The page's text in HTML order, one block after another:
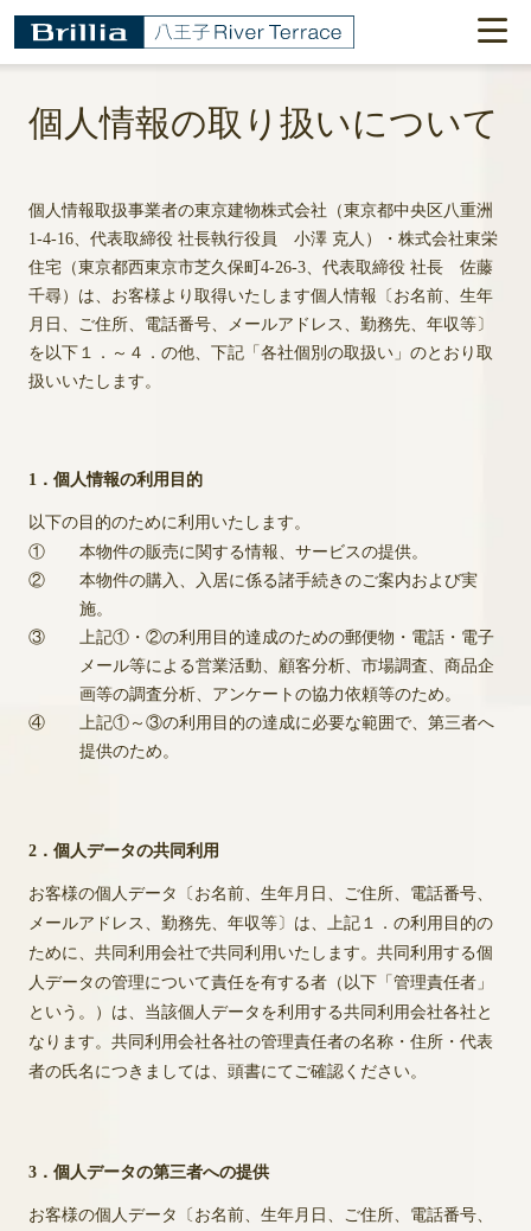
個人情報の取り扱いについて
個人情報取扱事業者の東京建物株式会社（東京都中央区八重洲
1-4-16、代表取締役 社長執行役員 小澤 克人）・株式会社東栄
住宅（東京都西東京市芝久保町4-26-3、代表取締役 社長 佐藤
千尋）は、お客様より取得いたします個人情報〔お名前、生年
月日、ご住所、電話番号、メールアドレス、勤務先、年収等〕
を以下１．～４．の他、下記「各社個別の取扱い」のとおり取
扱いいたします。
1．個人情報の利用目的
以下の目的のために利用いたします。
①
本物件の販売に関する情報、サービスの提供。
②
本物件の購入、入居に係る諸手続きのご案内および実
施。
③
上記①・②の利用目的達成のための郵便物・電話・電子
メール等による営業活動、顧客分析、市場調査、商品企
画等の調査分析、アンケートの協力依頼等のため。
④
上記①～③の利用目的の達成に必要な範囲で、第三者へ
提供のため。
2．個人データの共同利用
お客様の個人データ〔お名前、生年月日、ご住所、電話番号、
メールアドレス、勤務先、年収等〕は、上記１．の利用目的の
ために、共同利用会社で共同利用いたします。共同利用する個
人データの管理について責任を有する者（以下「管理責任者」
という。）は、当該個人データを利用する共同利用会社各社と
なります。共同利用会社各社の管理責任者の名称・住所・代表
者の氏名につきましては、頭書にてご確認ください。
3．個人データの第三者への提供
お客様の個人データ〔お名前、生年月日、ご住所、電話番号、